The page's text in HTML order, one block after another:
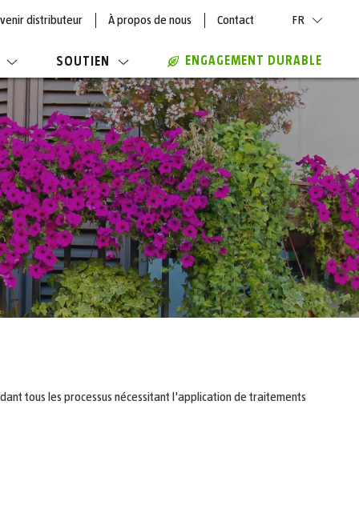
distributeur À propos de nous Contact FR
SOUTIEN ENGAGEMENT DURABLE
tous les processus nécessitant l'application de traitements